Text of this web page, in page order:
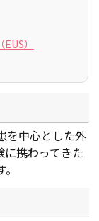
）
を中心とした外
携わってきた